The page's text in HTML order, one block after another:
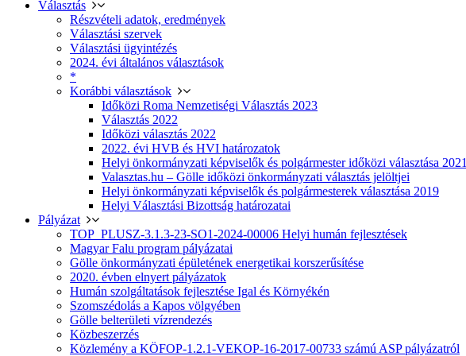
Választás
Részvételi adatok, eredmények
Választási szervek
Választási ügyintézés
2024. évi általános választások
*
Korábbi választások
Időközi Roma Nemzetiségi Választás 2023
Választás 2022
Időközi választás 2022
2022. évi HVB és HVI határozatok
Helyi önkormányzati képviselők és polgármester időközi választása 2021
Valasztas.hu – Gölle időközi önkormányzati választás jelöltjei
Helyi önkormányzati képviselők és polgármesterek választása 2019
Helyi Választási Bizottság határozatai
Pályázat
TOP_PLUSZ-3.1.3-23-SO1-2024-00006 Helyi humán fejlesztések
Magyar Falu program pályázatai
Gölle önkormányzati épületének energetikai korszerűsítése
2020. évben elnyert pályázatok
Humán szolgáltatások fejlesztése Igal és Környékén
Szomszédolás a Kapos völgyében
Gölle belterületi vízrendezés
Közbeszerzés
Közlemény a KÖFOP-1.2.1-VEKOP-16-2017-00733 számú ASP pályázatról